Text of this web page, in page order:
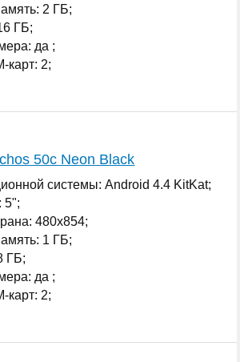
2 ГБ;
ГБ;
да ;
карт: 2;
50c Neon Black
системы: Android 4.4 KitKat;
5";
480x854;
1 ГБ;
ГБ;
да ;
карт: 2;